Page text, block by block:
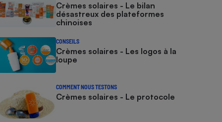
Crèmes solaires - Le bilan
désastreux des plateformes
chinoises
CONSEILS
Crèmes solaires - Les logos à la
loupe
COMMENT NOUS TESTONS
Crèmes solaires - Le protocole